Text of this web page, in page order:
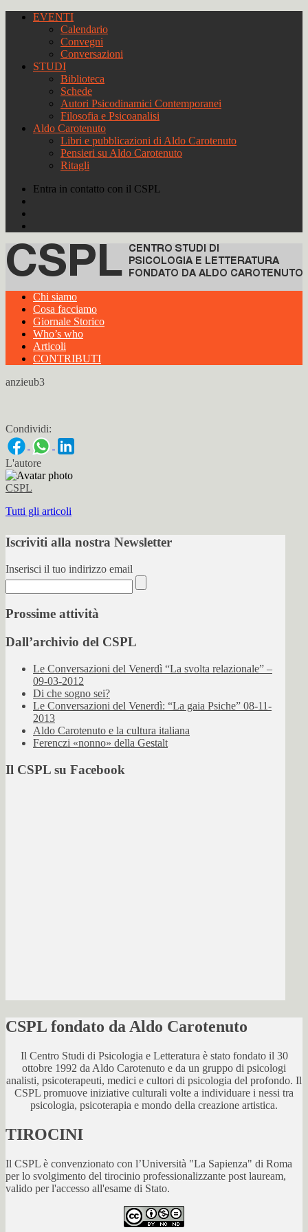
EVENTI
Calendario
Convegni
Conversazioni
STUDI
Biblioteca
Schede
Autori Psicodinamici Contemporanei
Filosofia e Psicoanalisi
Aldo Carotenuto
Libri e pubblicazioni di Aldo Carotenuto
Pensieri su Aldo Carotenuto
Ritagli
Entra in contatto con il CSPL
Chi siamo
Cosa facciamo
Giornale Storico
Who’s who
Articoli
CONTRIBUTI
anzieub3
Condividi:
L'autore
CSPL
Tutti gli articoli
Iscriviti alla nostra Newsletter
Inserisci il tuo indirizzo email
Prossime attività
Dall’archivio del CSPL
Le Conversazioni del Venerdì “La svolta relazionale” –
09-03-2012
Di che sogno sei?
Le Conversazioni del Venerdì: “La gaia Psiche” 08-11-
2013
Aldo Carotenuto e la cultura italiana
Ferenczi «nonno» della Gestalt
Il CSPL su Facebook
CSPL fondato da Aldo Carotenuto
Il Centro Studi di Psicologia e Letteratura è stato fondato il 30
ottobre 1992 da Aldo Carotenuto e da un gruppo di psicologi
analisti, psicoterapeuti, medici e cultori di psicologia del profondo. Il
CSPL promuove iniziative culturali volte a individuare i nessi tra
psicologia, psicoterapia e mondo della creazione artistica.
TIROCINI
Il CSPL è convenzionato con l’Università "La Sapienza" di Roma
per lo svolgimento del tirocinio professionalizzante post lauream,
valido per l'accesso all'esame di Stato.